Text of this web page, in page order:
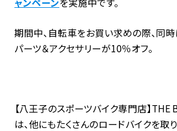
期間中、自転車をお買い求めの際、同
パーツ＆アクセサリーが10％オフ。
【八王子のスポーツバイク専門店】THE
は、他にもたくさんのロードバイクを取